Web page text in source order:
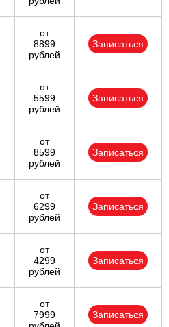
от
8899
рублей
Записаться
от
5599
рублей
Записаться
от
8599
рублей
Записаться
от
6299
рублей
Записаться
от
4299
рублей
Записаться
от
7999
Записаться